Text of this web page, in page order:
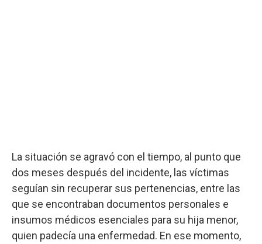
La situación se agravó con el tiempo, al punto que
dos meses después del incidente, las víctimas
seguían sin recuperar sus pertenencias, entre las
que se encontraban documentos personales e
insumos médicos esenciales para su hija menor,
quien padecía una enfermedad. En ese momento,